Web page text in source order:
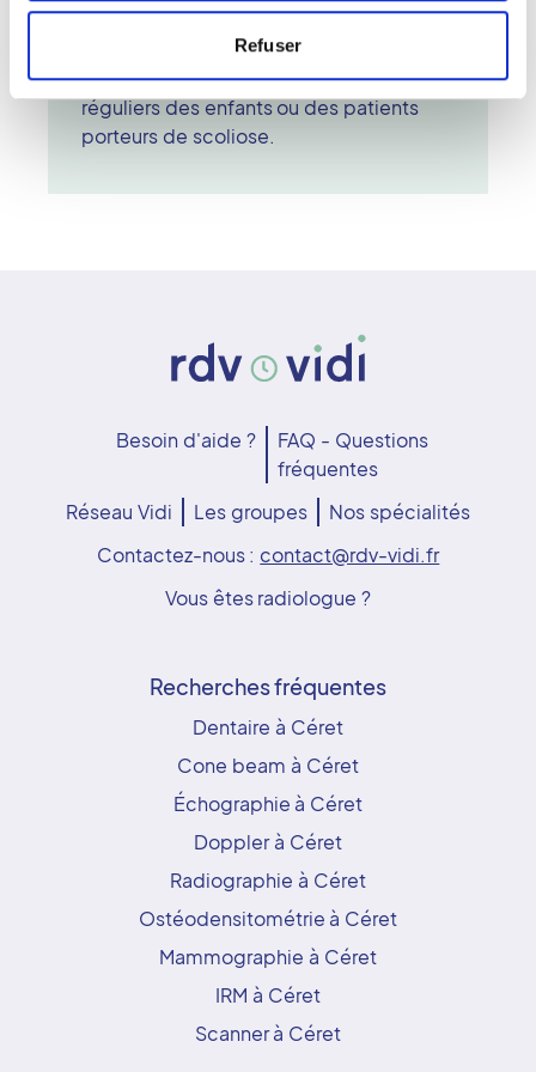
Refuser
éventuelles déformations. L'examen
EOS est indolore, rapide et
particulièrement adapté aux suivis
réguliers des enfants ou des patients
porteurs de scoliose.
Besoin d'aide ?
FAQ - Questions
fréquentes
Réseau Vidi
Les groupes
Nos spécialités
Contactez-nous : contact@rdv-vidi.fr
Vous êtes radiologue ?
Recherches fréquentes
Dentaire à Céret
Cone beam à Céret
Échographie à Céret
Doppler à Céret
Radiographie à Céret
Ostéodensitométrie à Céret
Mammographie à Céret
IRM à Céret
Scanner à Céret